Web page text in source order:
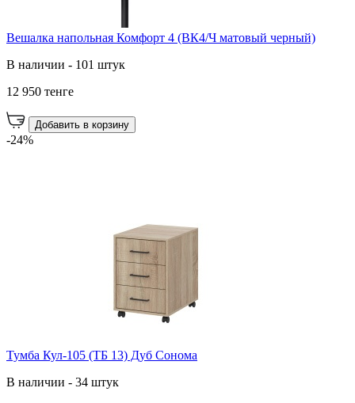
Вешалка напольная Комфорт 4 (ВК4/Ч матовый черный)
В наличии - 101 штук
12 950 тенге
Добавить в корзину
-24%
Тумба Кул-105 (ТБ 13) Дуб Сонома
В наличии - 34 штук